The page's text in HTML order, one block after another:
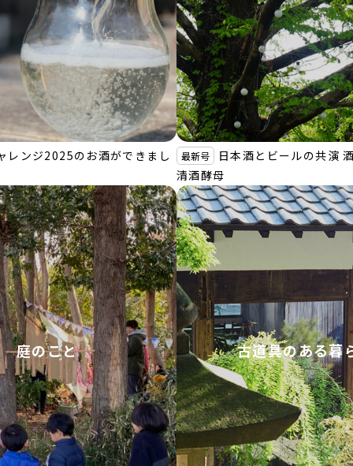
レンジ2025のお酒ができまし 最新号
日本酒とビールの共演
清酒酵母
庭のこと 古道具のある暮